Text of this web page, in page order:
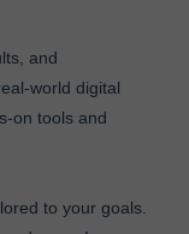
and
world digital
on tools and
to your goals.